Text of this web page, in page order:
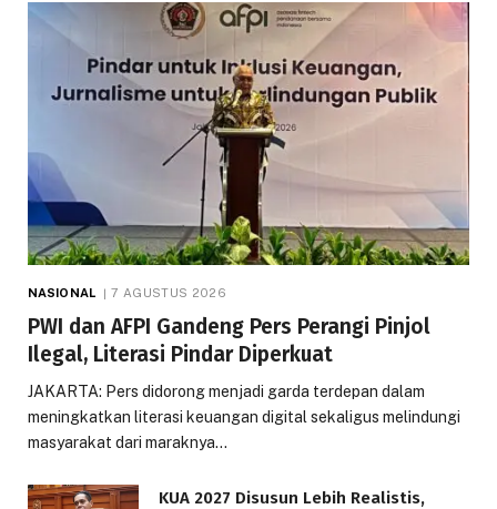
NASIONAL 7 AGUSTUS 2026
PWI dan AFPI Gandeng Pers Perangi Pinjol
Ilegal, Literasi Pindar Diperkuat
JAKARTA: Pers didorong menjadi garda terdepan dalam
meningkatkan literasi keuangan digital sekaligus melindungi
masyarakat dari maraknya…
KUA 2027 Disusun Lebih Realistis,